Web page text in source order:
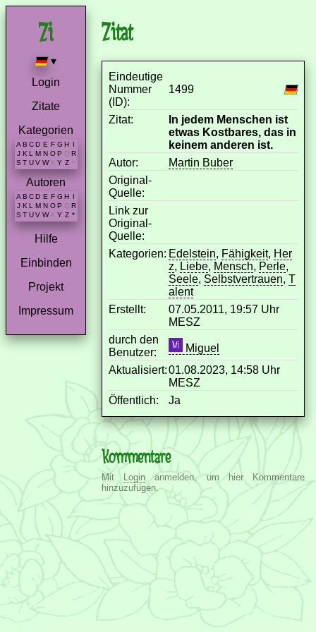
▾
Login
Zitate
Kategorien
A B C D E F G H I
J K L M N O P Q R
S T U V W X Y Z *
Autoren
A B C D E F G H
J K L M N O P Q R
S T U V W X Y Z *
Hilfe
Einbinden
Projekt
Impressum
Zitat
Eindeutige
Nummer
(ID):
1499
Zitat:
In jedem Menschen ist
etwas Kostbares, das in
keinem anderen ist.
Autor:
Martin Buber
Original-
Quelle:
Link zur
Original-
Quelle:
Kategorien: Edelstein, Fähigkeit, Her
z, Liebe, Mensch, Perle,
Seele, Selbstvertrauen, T
alent
Erstellt:
07.05.2011, 19:57 Uhr
MESZ
durch den
Benutzer:
Miguel
Aktualisiert:01.08.2023, 14:58 Uhr
MESZ
Öffentlich:
Ja
Kommentare
Mit Loginanmelden, um hier Kommentare
hinzuzufügen.